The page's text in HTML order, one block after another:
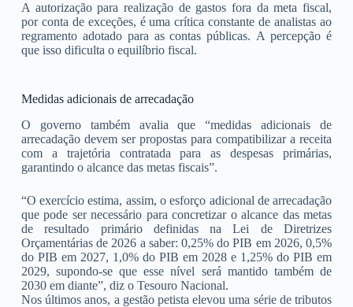
A autorização para realização de gastos fora da meta fiscal,
por conta de exceções, é uma crítica constante de analistas ao
regramento adotado para as contas públicas. A percepção é
que isso dificulta o equilíbrio fiscal.
Medidas adicionais de arrecadação
O governo também avalia que “medidas adicionais de
arrecadação devem ser propostas para compatibilizar a receita
com a trajetória contratada para as despesas primárias,
garantindo o alcance das metas fiscais”.
“O exercício estima, assim, o esforço adicional de arrecadação
que pode ser necessário para concretizar o alcance das metas
de resultado primário definidas na Lei de Diretrizes
Orçamentárias de 2026 a saber: 0,25% do PIB em 2026, 0,5%
do PIB em 2027, 1,0% do PIB em 2028 e 1,25% do PIB em
2029, supondo-se que esse nível será mantido também de
2030 em diante”, diz o Tesouro Nacional.
Nos últimos anos, a gestão petista elevou uma série de tributos